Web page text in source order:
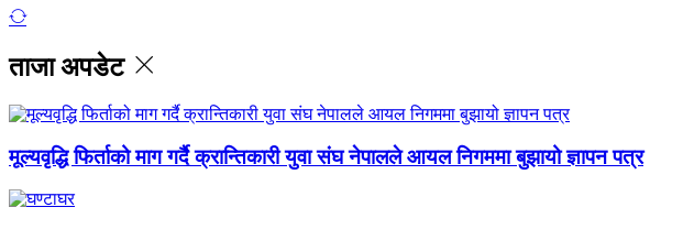
ताजा अपडेट
मूल्यवृद्धि फिर्ताको माग गर्दै क्रान्तिकारी युवा संघ नेपालले आयल निगममा बुझायो ज्ञापन पत्र